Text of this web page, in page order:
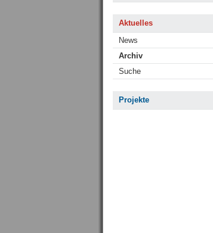
Aktuelles
News
Archiv
Suche
Projekte